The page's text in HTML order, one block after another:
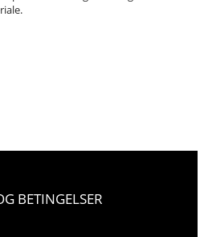
BETINGELSER